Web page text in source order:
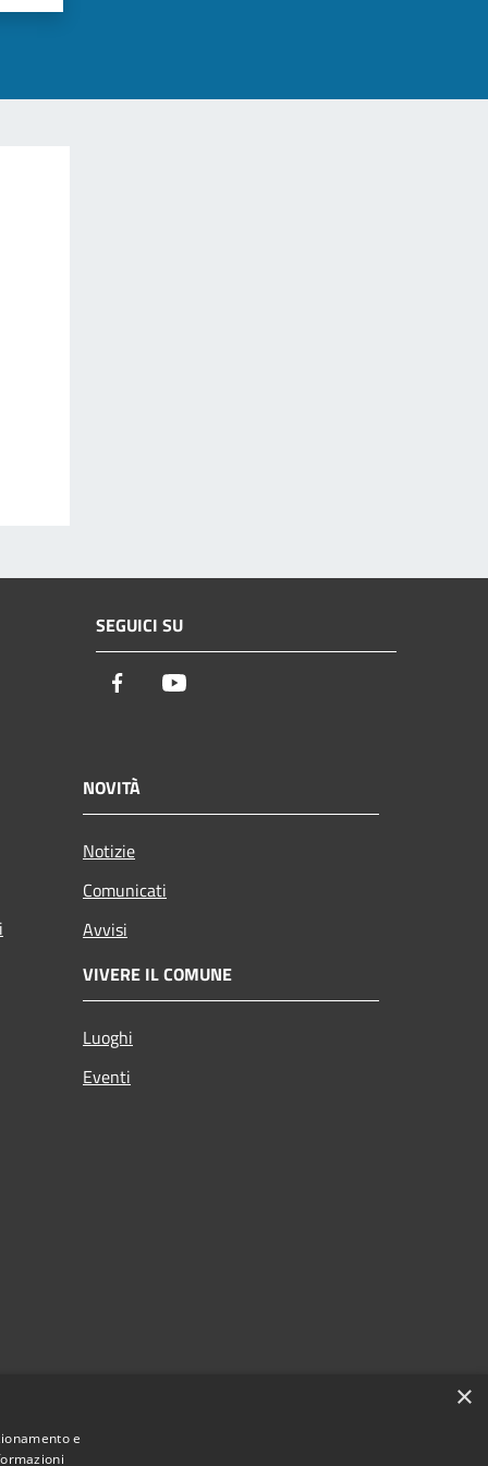
SEGUICI SU
Facebook
NOVITÀ
Notizie
Comunicati
Avvisi
VIVERE IL COMUNE
Luoghi
Eventi
×
e